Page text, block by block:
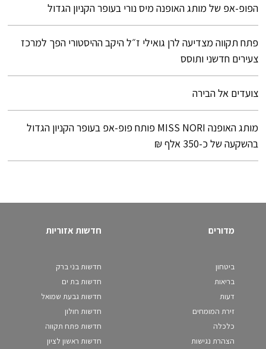
הפופ-אפ של מותג האופנה מיס נורי בעופר הקניון הגדול
פתח תקווה מצדיעה לרן גואילי ז״ל היקב ההיסטורי הפך למרכז
צעירים חדשני ותוסס
צועדים אל הבירה
מותג האופנה MISS NORI פותח פופ-אפ בעופר הקניון הגדול
בהשקעה של כ-350 אלף ₪
מדורים
ביטחון
בריאות
דעות
זירת המומחים
כלכלה
הצהרת נגישות
חדשות אזוריות
חדשות בני ברק
חדשות בת ים
חדשות גבעת שמואל
חדשות חולון
חדשות פתח תקווה
חדשות ראשון לציון